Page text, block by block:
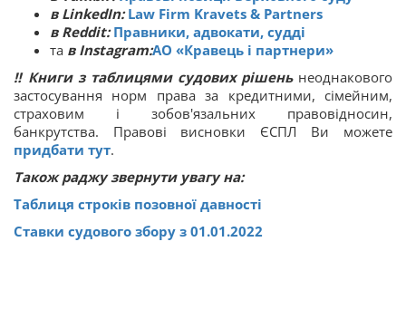
в LinkedIn:Law Firm Kravets & Partners
в Reddit:Правники, адвокати, судді
та в Instagram:АО «Кравець і партнери»
‼ Книги з таблицями судових рішеньнеоднакового
застосування норм права за кредитними, сімейним,
страховим і зобов'язальних правовідносин,
банкрутства. Правові висновки ЄСПЛ Ви можете
придбати тут.
Також раджу звернути увагу на:
Таблиця строків позовної давності
Ставки судового збору з 01.01.2022